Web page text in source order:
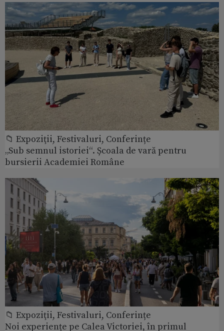
📁 Expoziţii, Festivaluri, Conferințe
„Sub semnul istoriei“. Școala de vară pentru
bursierii Academiei Române
📁 Expoziţii, Festivaluri, Conferințe
Noi experiențe pe Calea Victoriei, în primul